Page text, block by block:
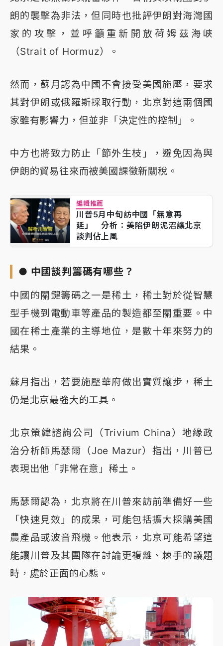
朗的襲擊為非法，但同時也批評伊朗對海灣國
家的攻擊，並呼籲重新開放荷姆茲海峽
（Strait of Hormuz）。
然而，蘇月認為中國不會接受美國施壓，要求
其對伊朗或俄羅斯採取行動，北京對這兩個國
家雖有影響力，但並非「決定性的控制」。
中方也將致力防止「節外生枝」，避免因為與
伊朗的貿易往來而被美國課徵新關稅。
編輯推薦
川普5月中旬訪中國「無意再
延」 分析：美陷伊朗泥沼讓北京
談判佔上風
● 中國談判籌碼有哪些？
中國的關鍵籌碼之一是稀土，稀土對於從智慧
型手機到電動車等產品的製造都至關重要。中
國在稀土產業的主導地位，是數十年來努力的
結果。
蘇月指出，若要施壓華府做出實質讓步，稀土
仍是北京最強大的工具。
北京策緯諮詢公司（Trivium China）地緣政
治分析師馬瑟爾（Joe Mazur）指出，川普已
表現出他「非常在意」稀土。
馬瑟爾認為，北京將在川普來訪前準備好一些
「快速見效」的成果，可能包括擴大採購美國
農產品或波音飛機。他表示，北京可能希望這
能讓川普及其團隊在討論更複雜、棘手的議題
時，處於正面的心態。